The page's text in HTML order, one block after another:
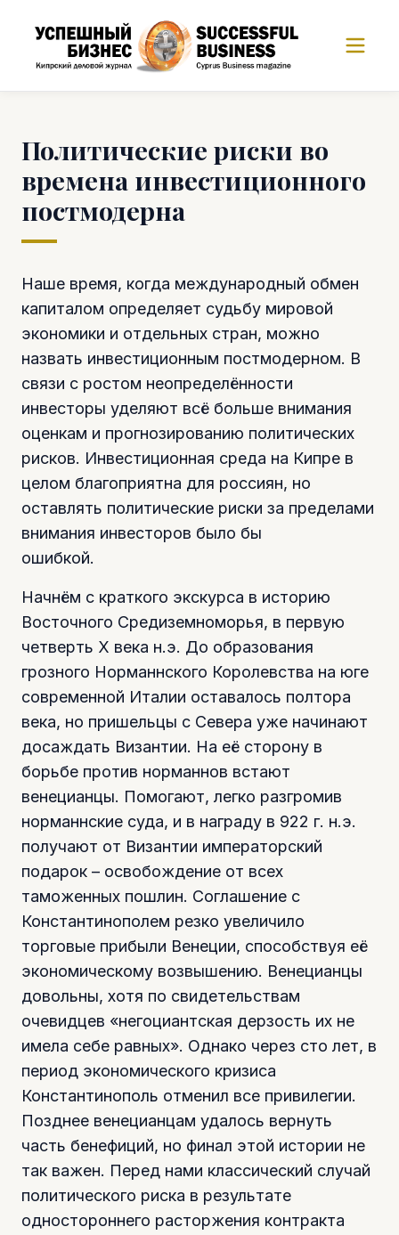
Политические риски во
времена инвестиционного
постмодерна
Наше время, когда международный обмен
капиталом определяет судьбу мировой
экономики и отдельных стран, можно
назвать инвестиционным постмодерном. В
связи с ростом неопределённости
инвесторы уделяют всё больше внимания
оценкам и прогнозированию политических
рисков. Инвестиционная среда на Кипре в
целом благоприятна для россиян, но
оставлять политические риски за пределами
внимания инвесторов было бы
ошибкой.
Начнём с краткого экскурса в историю
Восточного Средиземноморья, в первую
четверть Х века н.э. До образования
грозного Норманнского Королевства на юге
современной Италии оставалось полтора
века, но пришельцы с Севера уже начинают
досаждать Византии. На её сторону в
борьбе против норманнов встают
венецианцы. Помогают, легко разгромив
норманнские суда, и в награду в 922 г. н.э.
получают от Византии императорский
подарок – освобождение от всех
таможенных пошлин. Соглашение с
Константинополем резко увеличило
торговые прибыли Венеции, способствуя её
экономическому возвышению. Венецианцы
довольны, хотя по свидетельствам
очевидцев «негоциантская дерзость их не
имела себе равных». Однако через сто лет, в
период экономического кризиса
Константинополь отменил все привилегии.
Позднее венецианцам удалось вернуть
часть бенефиций, но финал этой истории не
так важен. Перед нами классический случай
политического риска в результате
одностороннего расторжения контракта